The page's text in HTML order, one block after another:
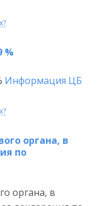
%
Информация ЦБ
органа, в
по
органа, в